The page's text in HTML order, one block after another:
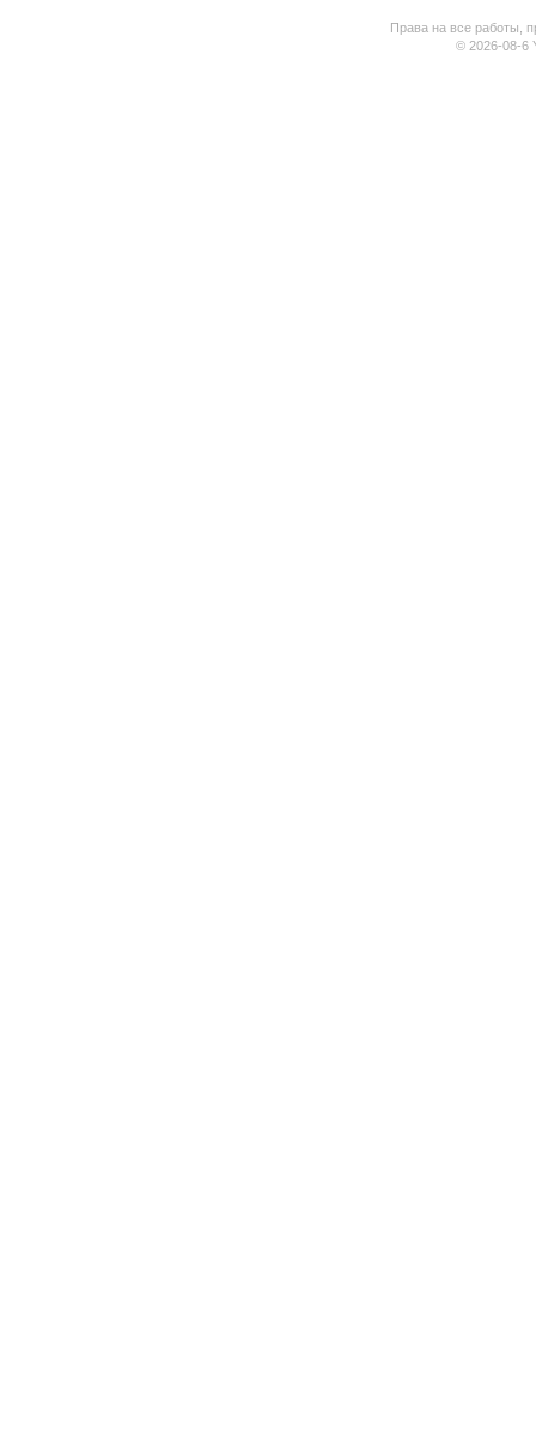
Права на все работы,
© 2026-08-6